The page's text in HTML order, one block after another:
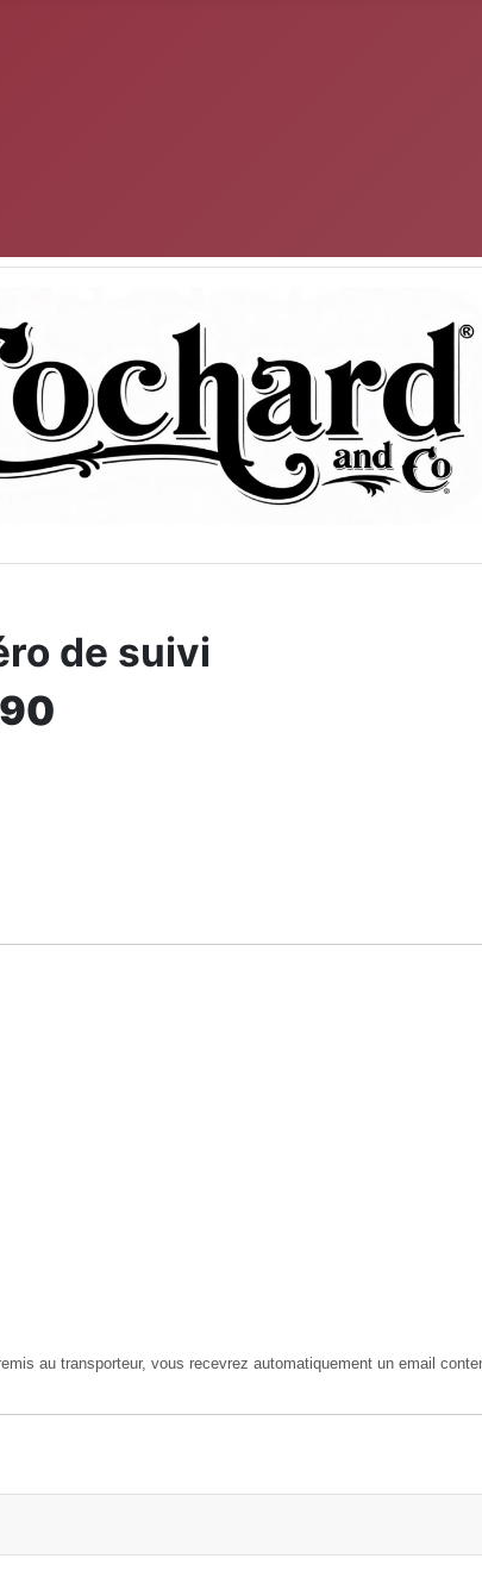
de suivi
au transporteur, vous recevrez automatiquement un email